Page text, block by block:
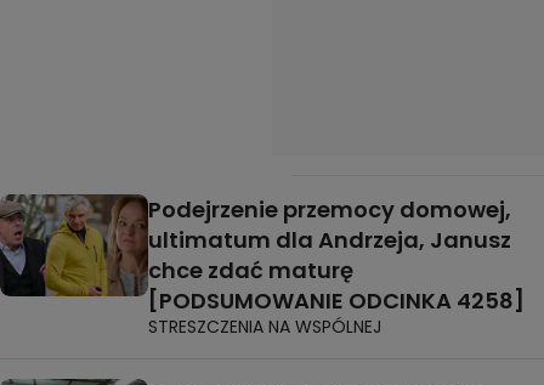
Podejrzenie przemocy domowej,
ultimatum dla Andrzeja, Janusz
chce zdać maturę
[PODSUMOWANIE ODCINKA 4258]
STRESZCZENIA NA WSPÓLNEJ